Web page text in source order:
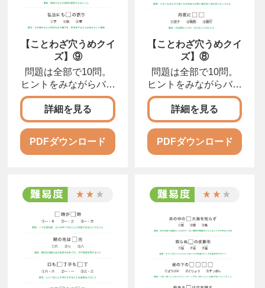
【ことわざ穴うめクイ
ズ】⑨
問題は全部で10問。
ヒントをみながらバラ
バラになったカタカナ
をならびかえて、正し
い言葉にしましょう。
詳細を見る
PDFダウンロード
【ことわざ穴うめクイ
ズ】⑧
問題は全部で10問。
ヒントをみながらバラ
バラになったカタカナ
をならびかえて、正し
い言葉にしましょう。
詳細を見る
PDFダウンロード